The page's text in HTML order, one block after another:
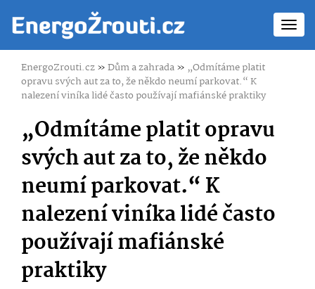
EnergoZrouti.cz»Dům a zahrada» „Odmítáme platit
opravu svých aut za to, že někdo neumí parkovat.“ K
nalezení viníka lidé často používají mafiánské praktiky
„Odmítáme platit opravu
svých aut za to, že někdo
neumí parkovat.“ K
nalezení viníka lidé často
používají mafiánské
praktiky